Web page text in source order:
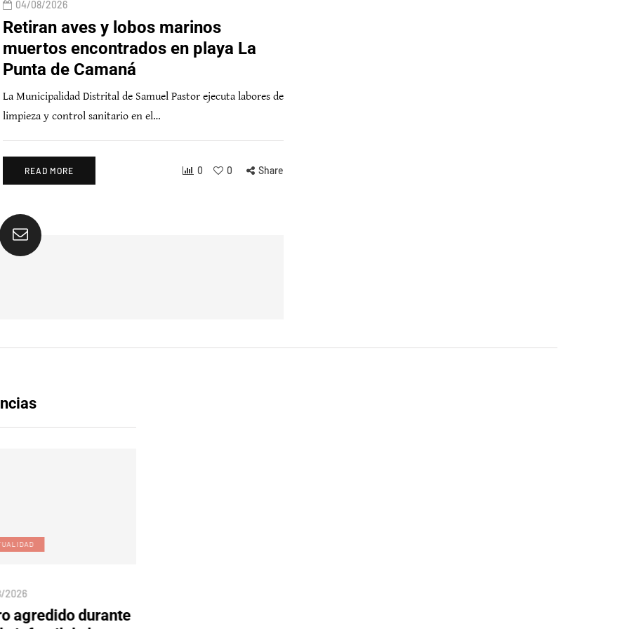
04/08/2026
Retiran aves y lobos marinos
muertos encontrados en playa La
Punta de Camaná
La Municipalidad Distrital de Samuel Pastor ejecuta labores de
limpieza y control sanitario en el…
READ MORE 0 0 Share
agredido durante